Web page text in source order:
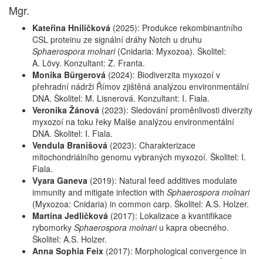
Mgr.
Kateřina Hniličková (2025): Produkce rekombinantního
CSL proteinu ze signální dráhy Notch u druhu
Sphaerospora molnari (Cnidaria: Myxozoa). Školitel:
A. Lövy. Konzultant: Z. Franta.
Monika Bürgerová (2024): Biodiverzita myxozoí v
přehradní nádrži Římov zjištěná analýzou environmentální
DNA. Školitel: M. Lisnerová. Konzultant: I. Fiala.
Veronika Žánová (2023): Sledování proměnlivosti diverzity
myxozoí na toku řeky Malše analýzou environmentální
DNA. Školitel: I. Fiala.
Vendula Branišová (2023): Charakterizace
mitochondriálního genomu vybraných myxozoí. Školitel: I.
Fiala.
Vyara Ganeva (2019): Natural feed additives modulate
immunity and mitigate infection with Sphaerospora molnari
(Myxozoa: Cnidaria) in common carp. Školitel: A.S. Holzer.
Martina Jedličková (2017): Lokalizace a kvantifikace
rybomorky Sphaerospora molnariu kapra obecného.
Školitel: A.S. Holzer.
Anna Sophia Feix (2017): Morphological convergence in